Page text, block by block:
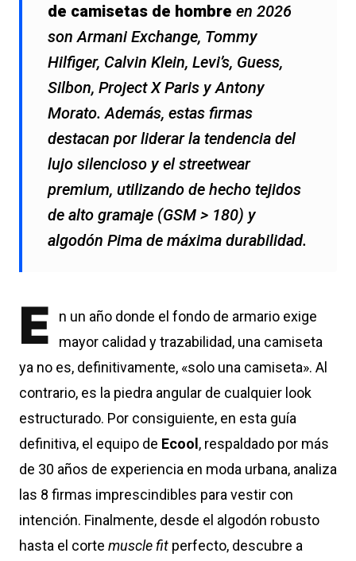
de camisetas de hombre en 2026
son Armani Exchange, Tommy
Hilfiger, Calvin Klein, Levi’s, Guess,
Silbon, Project X Paris y Antony
Morato. Además, estas firmas
destacan por liderar la tendencia del
lujo silencioso y el streetwear
premium, utilizando de hecho tejidos
de alto gramaje (GSM > 180) y
algodón Pima de máxima durabilidad.
E
n un año donde el fondo de armario exige
mayor calidad y trazabilidad, una camiseta
ya no es, definitivamente, «solo una camiseta». Al
contrario, es la piedra angular de cualquier look
estructurado. Por consiguiente, en esta guía
definitiva, el equipo de Ecool, respaldado por más
de 30 años de experiencia en moda urbana, analiza
las 8 firmas imprescindibles para vestir con
intención. Finalmente, desde el algodón robusto
hasta el corte muscle fit perfecto, descubre a